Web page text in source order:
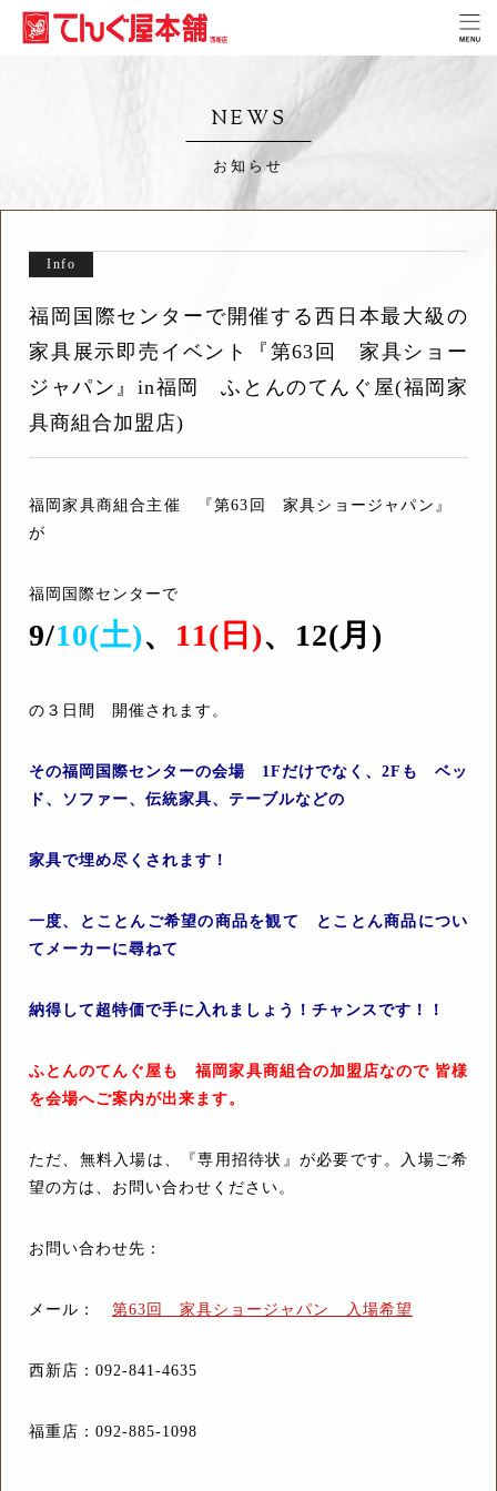
NEWS
お知らせ
福岡国際センターで開催する西日本最大級の
家具展示即売イベント『第63回 家具ショー
ジャパン』in福岡 ふとんのてんぐ屋(福岡家
具商組合加盟店)
Info
福岡家具商組合主催 『第63回 家具ショージャパン』
が
福岡国際センターで
9/10(土)、 11(日)、12(月)
の３日間 開催されます。
その福岡国際センターの会場 1Fだけでなく、2Fも ベッ
ド、ソファー、伝統家具、テーブルなどの
家具で埋め尽くされます！
一度、とことんご希望の商品を観て とことん商品につい
てメーカーに尋ねて
納得して超特価で手に入れましょう！チャンスです！！
ふとんのてんぐ屋も 福岡家具商組合の加盟店なので 皆様
を会場へご案内が出来ます。
ただ、無料入場は、『専用招待状』が必要です。入場ご希
望の方は、お問い合わせください。
お問い合わせ先：
メール： 第63回 家具ショージャパン 入場希望
西新店：092-841-4635
福重店：092-885-1098